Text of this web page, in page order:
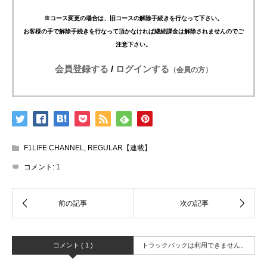
※コース変更の場合は、旧コースの解除手続きを行なって下さい。
お客様の手で解除手続きを行なって頂かなければ継続課金は解除されませんのでご
注意下さい。
会員登録する / ログインする （会員の方）
F1LIFE CHANNEL, REGULAR【連載】
コメント: 1
コメント ( 1 ) トラックバックは利用できません。